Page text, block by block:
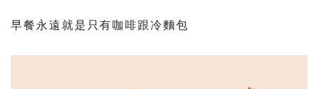
早餐永遠就是只有咖啡跟冷麵包